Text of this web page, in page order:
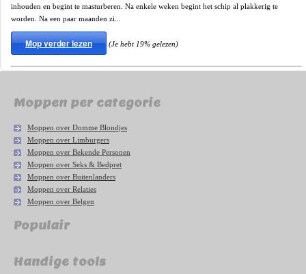
inhouden en begint te masturberen. Na enkele weken begint het schip al plakkerig te
worden. Na een paar maanden zi...
Mop verder lezen (Je hebt 19% gelezen)
Moppen per categorie
Moppen over Domme Blondjes
Moppen over Limburgers
Moppen over Bekende Personen
Moppen over Seks & Bedpret
Moppen over Buitenlanders
Moppen over Relaties
Moppen over Belgen
Populair
Handige tools